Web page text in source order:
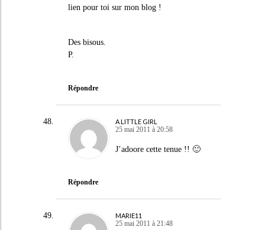
lien pour toi sur mon blog !
Des bisous.
P.
Répondre
A LITTLE GIRL
25 mai 2011 à 20:58
J’adoore cette tenue !! 🙂
Répondre
MARIE11
25 mai 2011 à 21:48